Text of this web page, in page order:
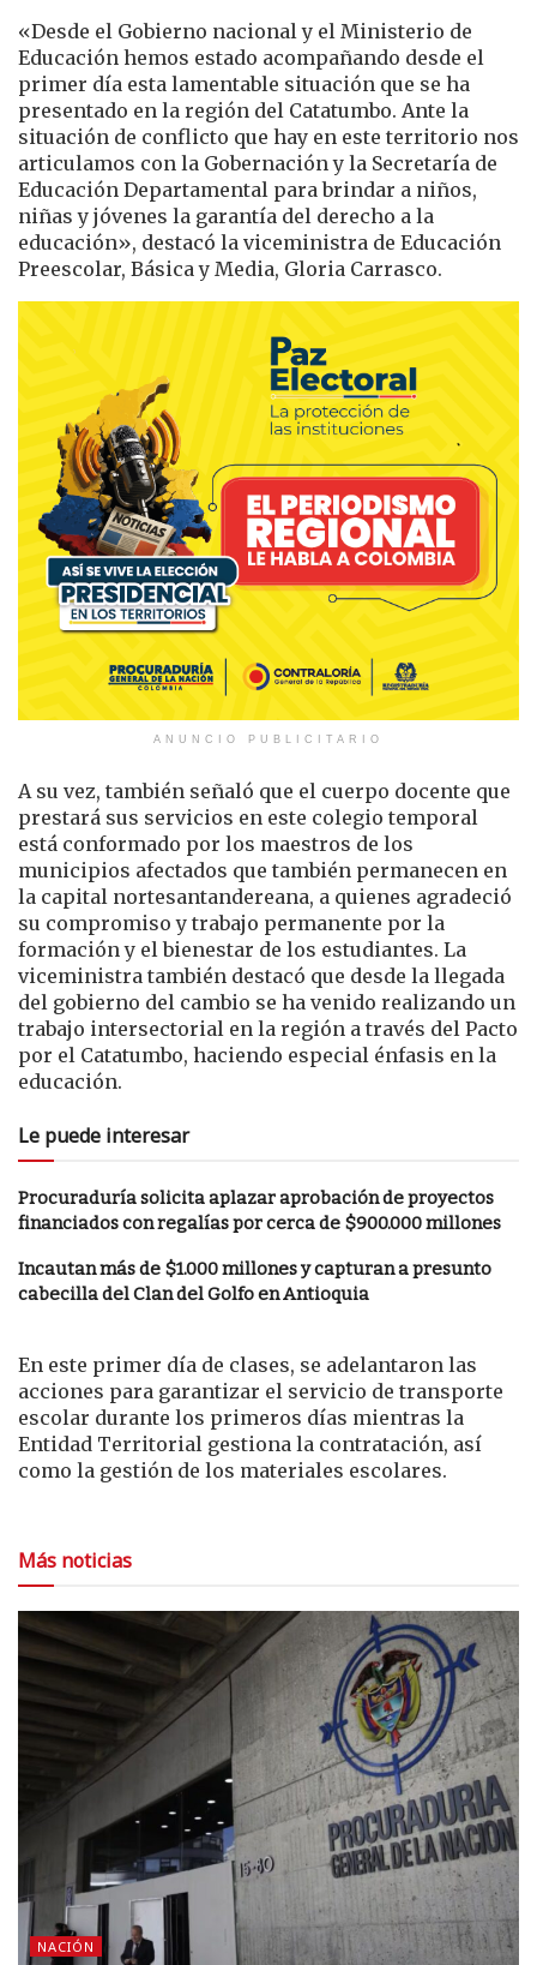
«Desde el Gobierno nacional y el Ministerio de
Educación hemos estado acompañando desde el
primer día esta lamentable situación que se ha
presentado en la región del Catatumbo. Ante la
situación de conflicto que hay en este territorio nos
articulamos con la Gobernación y la Secretaría de
Educación Departamental para brindar a niños,
niñas y jóvenes la garantía del derecho a la
educación», destacó la viceministra de Educación
Preescolar, Básica y Media, Gloria Carrasco.
ANUNCIO PUBLICITARIO
A su vez, también señaló que el cuerpo docente que
prestará sus servicios en este colegio temporal
está conformado por los maestros de los
municipios afectados que también permanecen en
la capital nortesantandereana, a quienes agradeció
su compromiso y trabajo permanente por la
formación y el bienestar de los estudiantes. La
viceministra también destacó que desde la llegada
del gobierno del cambio se ha venido realizando un
trabajo intersectorial en la región a través del Pacto
por el Catatumbo, haciendo especial énfasis en la
educación.
Le puede interesar
Procuraduría solicita aplazar aprobación de proyectos
financiados con regalías por cerca de $900.000 millones
Incautan más de $1.000 millones y capturan a presunto
cabecilla del Clan del Golfo en Antioquia
En este primer día de clases, se adelantaron las
acciones para garantizar el servicio de transporte
escolar durante los primeros días mientras la
Entidad Territorial gestiona la contratación, así
como la gestión de los materiales escolares.
Más noticias
NACIÓN